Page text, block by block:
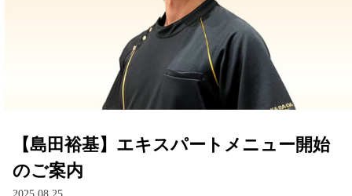
コースを選ぶ
コースの種類
から選ぶ
施術コース料金表
お得なプログラム・回数券
【島田裕基】エキスパートメニュー開始
のご案内